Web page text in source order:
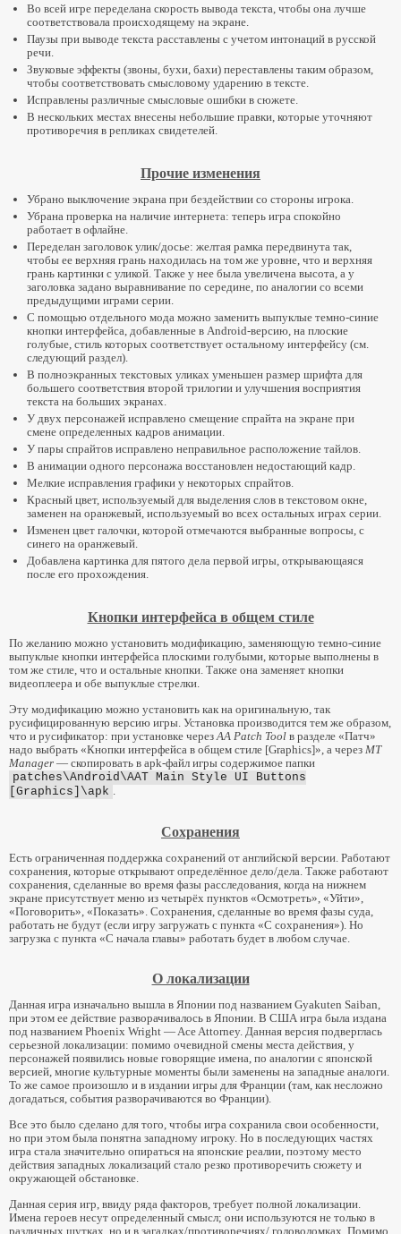
Во всей игре переделана скорость вывода текста, чтобы она лучше
соответствовала происходящему на экране.
Паузы при выводе текста расставлены с учетом интонаций в русской
речи.
Звуковые эффекты (звоны, бухи, бахи) переставлены таким образом,
чтобы соответствовать смысловому ударению в тексте.
Исправлены различные смысловые ошибки в сюжете.
В нескольких местах внесены небольшие правки, которые уточняют
противоречия в репликах свидетелей.
Прочие изменения
Убрано выключение экрана при бездействии со стороны игрока.
Убрана проверка на наличие интернета: теперь игра спокойно
работает в офлайне.
Переделан заголовок улик/досье: желтая рамка передвинута так,
чтобы ее верхняя грань находилась на том же уровне, что и верхняя
грань картинки с уликой. Также у нее была увеличена высота, а у
заголовка задано выравнивание по середине, по аналогии со всеми
предыдущими играми серии.
С помощью отдельного мода можно заменить выпуклые темно-синие
кнопки интерфейса, добавленные в Android-версию, на плоские
голубые, стиль которых соответствует остальному интерфейсу (см.
следующий раздел).
В полноэкранных текстовых уликах уменьшен размер шрифта для
большего соответствия второй трилогии и улучшения восприятия
текста на больших экранах.
У двух персонажей исправлено смещение спрайта на экране при
смене определенных кадров анимации.
У пары спрайтов исправлено неправильное расположение тайлов.
В анимации одного персонажа восстановлен недостающий кадр.
Мелкие исправления графики у некоторых спрайтов.
Красный цвет, используемый для выделения слов в текстовом окне,
заменен на оранжевый, используемый во всех остальных играх серии.
Изменен цвет галочки, которой отмечаются выбранные вопросы, с
синего на оранжевый.
Добавлена картинка для пятого дела первой игры, открывающаяся
после его прохождения.
Кнопки интерфейса в общем стиле
По желанию можно установить модификацию, заменяющую темно-синие
выпуклые кнопки интерфейса плоскими голубыми, которые выполнены в
том же стиле, что и остальные кнопки. Также она заменяет кнопки
видеоплеера и обе выпуклые стрелки.
Эту модификацию можно установить как на оригинальную, так
русифицированную версию игры. Установка производится тем же образом,
что и русификатор: при установке через AA Patch Tool в разделе «Патч»
надо выбрать «Кнопки интерфейса в общем стиле [Graphics]», а через MT
Manager — скопировать в apk-файл игры содержимое папки
patches\Android\AAT Main Style UI Buttons
[Graphics]\apk
Сохранения
Есть ограниченная поддержка сохранений от английской версии. Работают
сохранения, которые открывают определённое дело/дела. Также работают
сохранения, сделанные во время фазы расследования, когда на нижнем
экране присутствует меню из четырёх пунктов «Осмотреть», «Уйти»,
«Поговорить», «Показать». Сохранения, сделанные во время фазы суда,
работать не будут (если игру загружать с пункта «С сохранения»). Но
загрузка с пункта «С начала главы» работать будет в любом случае.
О локализации
Данная игра изначально вышла в Японии под названием Gyakuten Saiban,
при этом ее действие разворачивалось в Японии. В США игра была издана
под названием Phoenix Wright — Ace Attorney. Данная версия подверглась
серьезной локализации: помимо очевидной смены места действия, у
персонажей появились новые говорящие имена, по аналогии с японской
версией, многие культурные моменты были заменены на западные аналоги.
То же самое произошло и в издании игры для Франции (там, как несложно
догадаться, события разворачиваются во Франции).
Все это было сделано для того, чтобы игра сохранила свои особенности,
но при этом была понятна западному игроку. Но в последующих частях
игра стала значительно опираться на японские реалии, поэтому место
действия западных локализаций стало резко противоречить сюжету и
окружающей обстановке.
Данная серия игр, ввиду ряда факторов, требует полной локализации.
Имена героев несут определенный смысл; они используются не только в
различных шутках, но и в загадках/противоречиях/ головоломках. Помимо